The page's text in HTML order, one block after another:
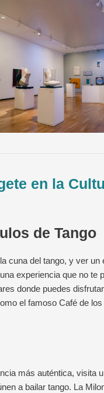
en la
de Tango
cuna del tango, y ver un
experiencia que no te
donde puedes
el famoso Café de los
más auténtica, visita
a bailar tango. La